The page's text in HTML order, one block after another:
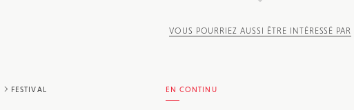
VOUS POURRIEZ AUSSI ÊTRE INTÉRESSÉ PAR
FESTIVAL EN CONTINU